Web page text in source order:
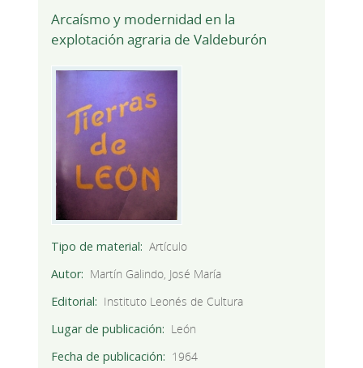
Arcaísmo y modernidad en la
explotación agraria de Valdeburón
Tipo de material
Artículo
Autor
Martín Galindo, José María
Editorial
Instituto Leonés de Cultura
Lugar de publicación
León
Fecha de publicación
1964